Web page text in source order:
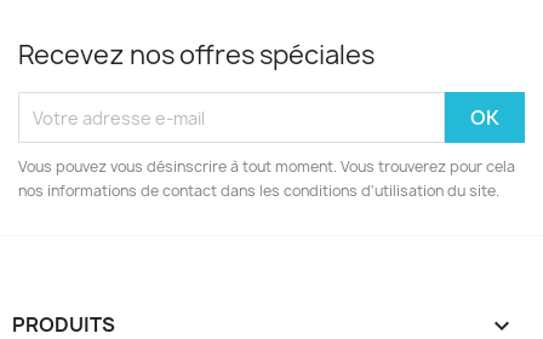
Recevez nos offres spéciales
Vous pouvez vous désinscrire à tout moment. Vous trouverez pour cela
nos informations de contact dans les conditions d'utilisation du site.
PRODUITS 